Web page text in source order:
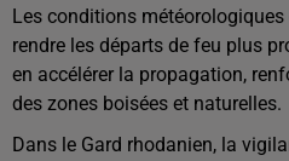
Les conditions
rendre les départs de feu plus
en accélérer la propagation,
des zones boisées et naturelles.
Dans le Gard rhodanien, la